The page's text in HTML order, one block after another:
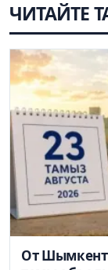
ЧИТАЙТЕ
От